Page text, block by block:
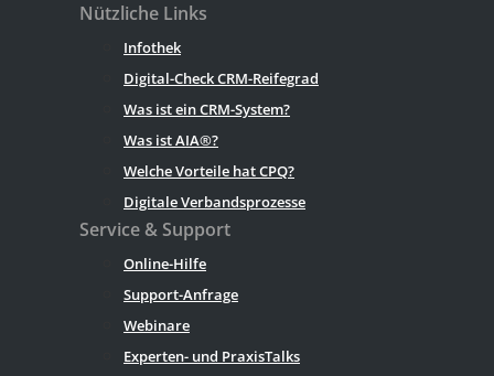
Nützliche Links
Infothek
Digital-Check CRM-Reifegrad
Was ist ein CRM-System?
Was ist AIA®?
Welche Vorteile hat CPQ?
Digitale Verbandsprozesse
Service & Support
Online-Hilfe
Support-Anfrage
Webinare
Experten- und PraxisTalks